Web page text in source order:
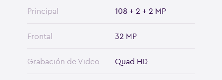
Principal 108 + 2 + 2 MP
Frontal 32 MP
Grabación de Video Quad HD